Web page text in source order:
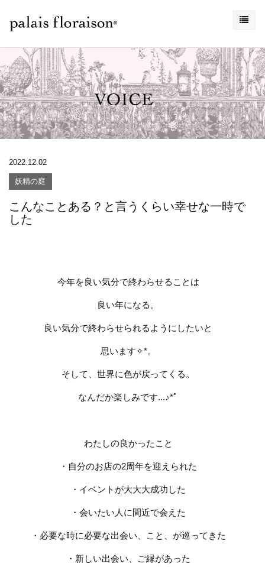
2022.12.02
妖精の庭
こんなことある？と言うくらい幸せな一時で
した
今年を良い気分で終わらせることは
良い年になる。
良い気分で終わらせられるようにしたいと
思います✧︎*。
そして、世界に色が戻ってくる。
なんだか楽しみです...♪*ﾟ
わたしの良かったこと
・自分のお店の2周年を迎えられた
・イベントが大大大成功した
・会いたい人に間近で会えた
・必要な時に必要な出会い、こと、が巡ってきた
・新しい出会い、ご縁があった